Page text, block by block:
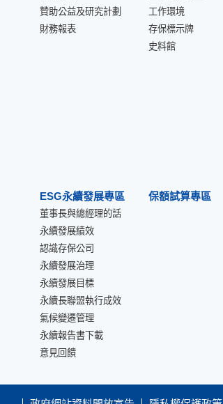
贊助公益及研究計劃
財務報表
工作環境
存保標示牌
史料館
ESG永續發展專區
董事長與總經理的話
永續發展績效
認識存保公司
永續發展治理
永續發展目標
永續長聯盟執行成效
氣候變遷管理
永續報告書下載
意見回饋
保額試算專區